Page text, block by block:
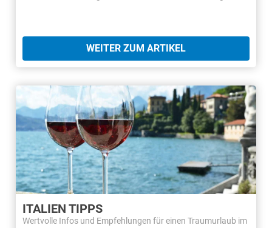
WEITER ZUM ARTIKEL
ITALIEN TIPPS
Wertvolle Infos und Empfehlungen für einen Traumurlaub im